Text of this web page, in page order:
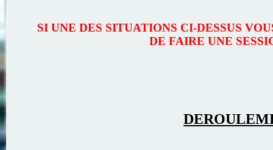
SI UNE DES SITUATIONS CI-DESSUS
DE FAIRE UNE